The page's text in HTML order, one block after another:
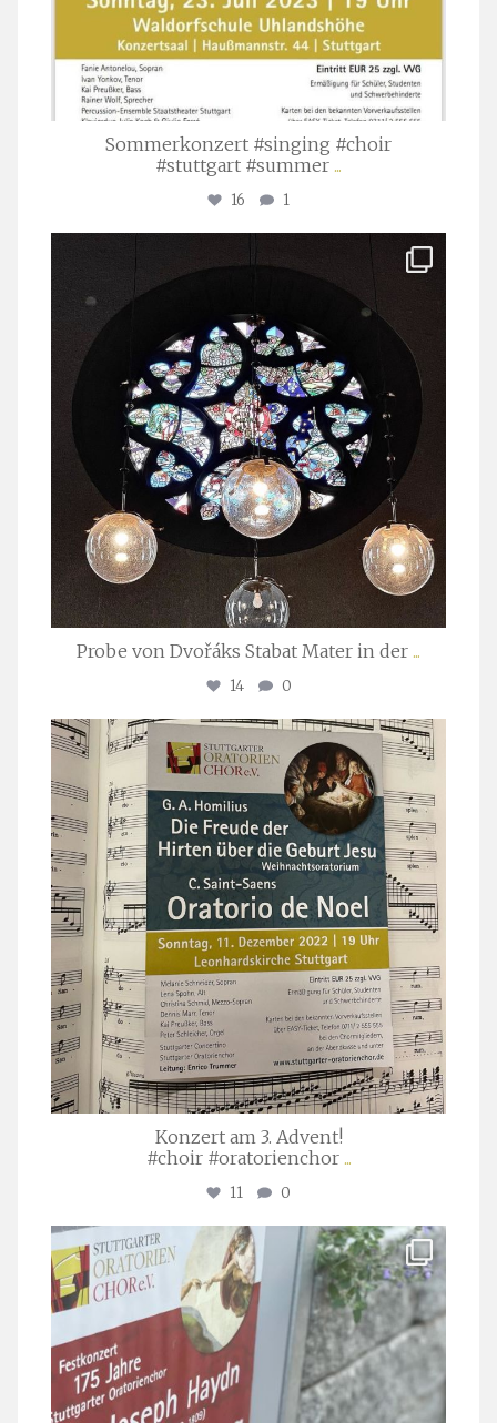
Sommerkonzert #singing #choir
#stuttgart #summer ...
16 1
Apr. 1
Probe von Dvořáks Stabat Mater in der ...
14 0
stuttgarter_oratorienchor
Nov. 29
Konzert am 3. Advent!
#choir #oratorienchor ...
11 0
stuttgarter_oratorienchor
Juli 23